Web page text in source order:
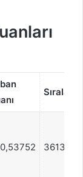
Sıralama
361362